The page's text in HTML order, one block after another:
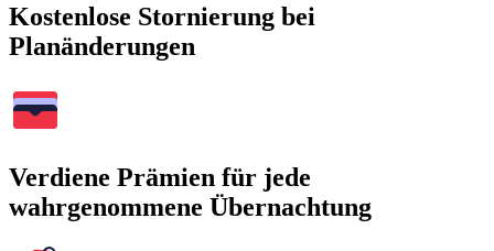
Kostenlose Stornierung bei
Planänderungen
Verdiene Prämien für jede
wahrgenommene Übernachtung